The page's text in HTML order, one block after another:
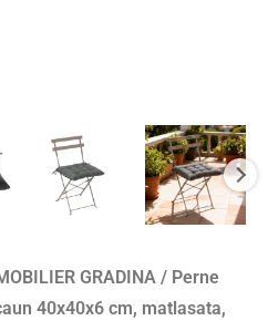
GRADINA / Perne
40x40x6 cm, matlasata,